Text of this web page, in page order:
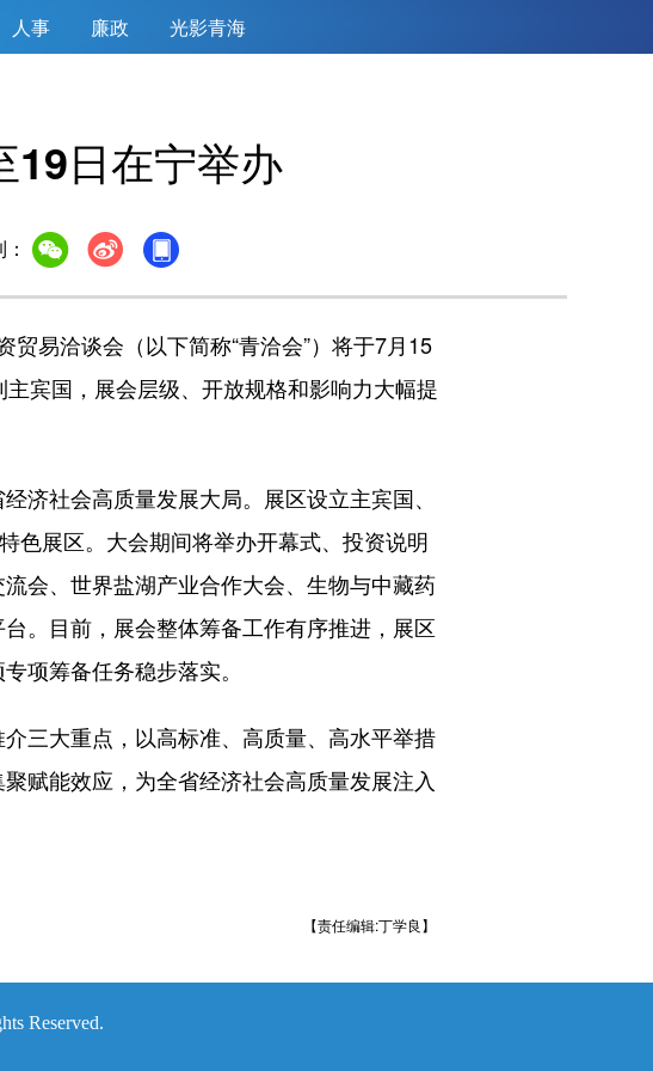
人事 廉政 光影青海
19日在宁举办
易洽谈会（以下简称“青洽会”）将于7月15
宾国，展会层级、开放规格和影响力大幅提
社会高质量发展大局。展区设立主宾国、
色展区。大会期间将举办开幕式、投资说明
会、世界盐湖产业合作大会、生物与中藏药
。目前，展会整体筹备工作有序推进，展区
项筹备任务稳步落实。
三大重点，以高标准、高质量、高水平举措
赋能效应，为全省经济社会高质量发展注入
【责任编辑:丁学良】
Reserved.